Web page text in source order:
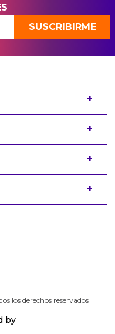
SUSCRIBIRME
+
+
+
+
los derechos reservados